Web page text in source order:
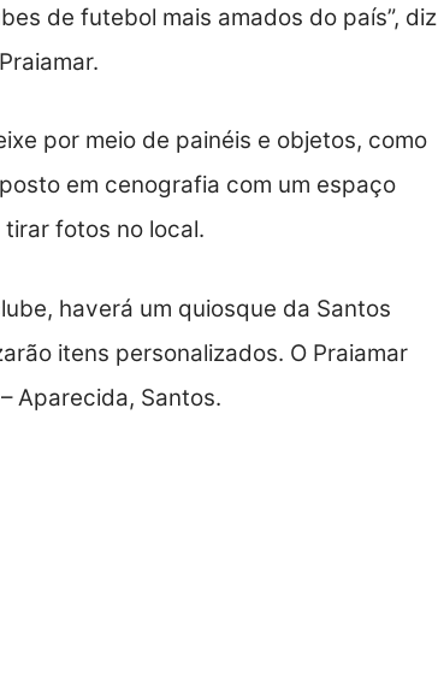
de futebol mais amados do país”, diz
por meio de painéis e objetos, como
em cenografia com um espaço
tirar fotos no local.
haverá um quiosque da Santos
itens personalizados. O Praiamar
Aparecida, Santos.